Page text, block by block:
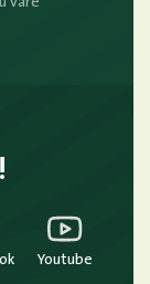
Youtube